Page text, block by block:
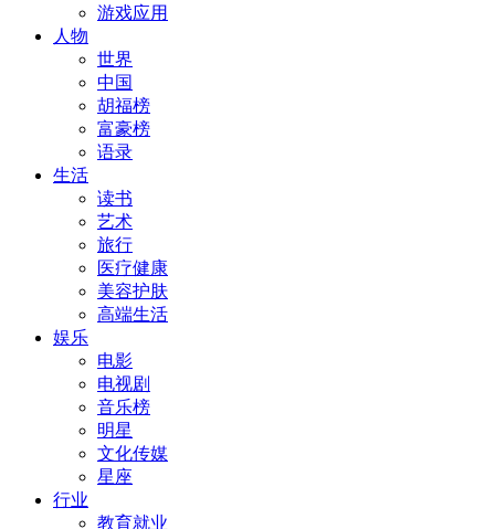
游戏应用
人物
世界
中国
胡福榜
富豪榜
语录
生活
读书
艺术
旅行
医疗健康
美容护肤
高端生活
娱乐
电影
电视剧
音乐榜
明星
文化传媒
星座
行业
教育就业